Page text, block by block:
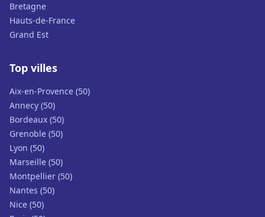
Bretagne
Hauts-de-France
Grand Est
Top villes
Aix-en-Provence (50)
Annecy (50)
Bordeaux (50)
Grenoble (50)
Lyon (50)
Marseille (50)
Montpellier (50)
Nantes (50)
Nice (50)